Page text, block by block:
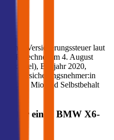
Versicherungssteuer laut
Berechnet am 4. August
diesel), Baujahr 2020,
Versicherungsnehmer:in
€ 20 Mio und Selbstbehalt
für einen BMW X6-